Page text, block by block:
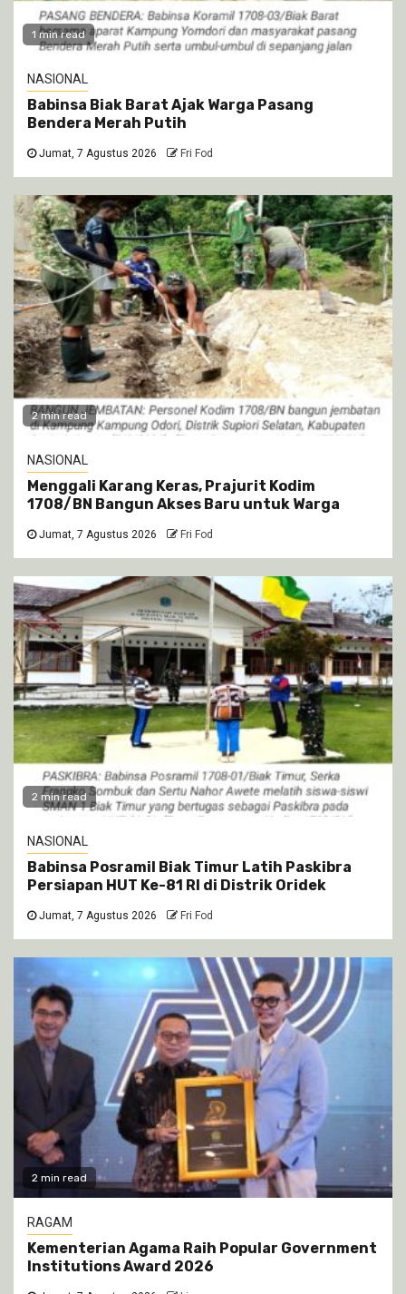
1 min read
NASIONAL
Babinsa Biak Barat Ajak Warga Pasang
Bendera Merah Putih
Jumat, 7 Agustus 2026 Fri Fod
2 min read
NASIONAL
Menggali Karang Keras, Prajurit Kodim
1708/BN Bangun Akses Baru untuk Warga
Jumat, 7 Agustus 2026 Fri Fod
2 min read
NASIONAL
Babinsa Posramil Biak Timur Latih Paskibra
Persiapan HUT Ke-81 RI di Distrik Oridek
Jumat, 7 Agustus 2026 Fri Fod
2 min read
RAGAM
Kementerian Agama Raih Popular Government
Institutions Award 2026